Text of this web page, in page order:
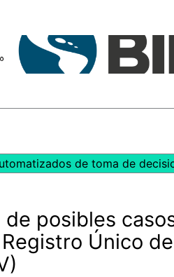
de toma de
posibles
Único de